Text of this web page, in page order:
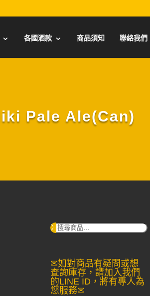
各國酒款 商品須知 聯絡我們
Pale Ale(Can)
搜
✉如對商品有疑問或想
查詢庫存，請加入我們
的LINE ID，將有專人為
您服務✉